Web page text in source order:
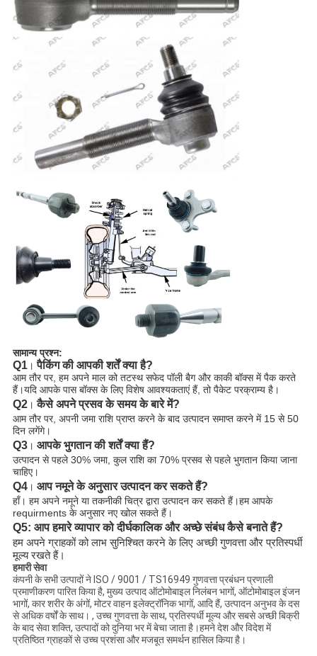
सामान्य प्रश्न:
Q1।पैकिंग की आपकी शर्तें क्या है?
आम तौर पर, हम अपने माल को तटस्थ सफेद पॉली बैग और काकी बॉक्स में पैक करते
हैं।यदि आपके पास बॉक्स के लिए विशेष आवश्यकताएं हैं, तो पैकेट परक्राम्य है।
Q2।कैसे अपने प्रसव के समय के बारे में?
आम तौर पर, अपनी जमा राशि प्राप्त करने के बाद उत्पादन समाप्त करने में 15 से 50
दिन लगेंगे।
Q3। आपके भुगतान की शर्तें क्या हैं?
उत्पादन से पहले 30% जमा, कुल राशि का 70% प्रसव से पहले भुगतान किया जाना
चाहिए।
Q4। आप नमूने के अनुसार उत्पादन कर सकते हैं?
हाँ। हम अपने नमूने या तकनीकी चित्र द्वारा उत्पादन कर सकते हैं।हम आपके
requirments के अनुसार नए खोल सकते हैं।
Q5: आप हमारे व्यापार को दीर्घकालिक और अच्छे संबंध कैसे बनाते हैं?
हम अपने ग्राहकों को लाभ सुनिश्चित करने के लिए अच्छी गुणवत्ता और प्रतिस्पर्धी
मूल्य रखते हैं।
हमारी सेवा
कंपनी के सभी उत्पादों ने ISO / 9001 / TS16949 गुणवत्ता प्रबंधन प्रणाली
प्रमाणीकरण पारित किया है, मुख्य उत्पाद ऑटोमोबाइल निलंबन भागों, ऑटोमोबाइल इंजन
भागों, कार शरीर के अंगों, मोटर वाहन इलेक्ट्रॉनिक भागों, आदि हैं, उत्पादन अनुभव के दस
से अधिक वर्षों के साथ। , उच्च गुणवत्ता के साथ, प्रतिस्पर्धी मूल्य और सबसे अच्छी बिक्री
के बाद सेवा शक्ति, उत्पादों को दुनिया भर में बेचा जाता है।हमने देश और विदेश में
प्रतिष्ठित ग्राहकों से उच्च प्रशंसा और मजबूत समर्थन हासिल किया है।